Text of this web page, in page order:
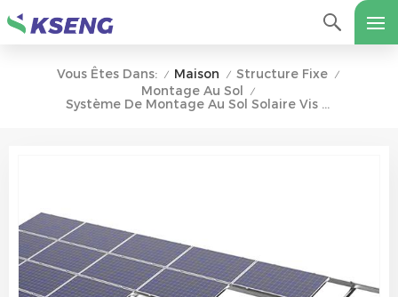
Vous Êtes Dans: / Maison / Structure Fixe /
Montage Au Sol /
Système De Montage Au Sol Solaire Vis Au Sol Fondation